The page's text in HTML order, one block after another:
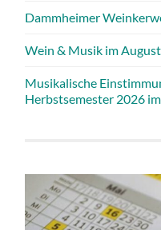
Dammheimer
Wein & Musik im
Musikalische
Herbstsemester 2026